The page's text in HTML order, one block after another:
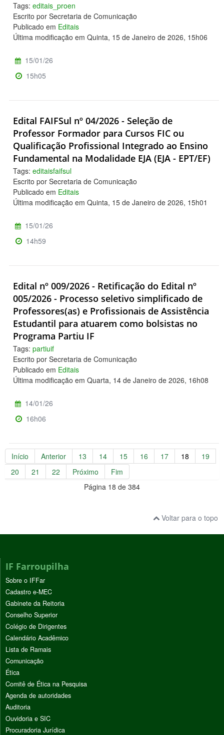
Tags: editais_proen
Escrito por Secretaria de Comunicação
Publicado em Editais
Última modificação em Quinta, 15 de Janeiro de 2026, 15h06
15/01/26
15h05
Edital FAIFSul nº 04/2026 - Seleção de
Professor Formador para Cursos FIC ou
Qualificação Profissional Integrado ao Ensino
Fundamental na Modalidade EJA (EJA - EPT/EF)
Tags: editaisfaifsul
Escrito por Secretaria de Comunicação
Publicado em Editais
Última modificação em Quinta, 15 de Janeiro de 2026, 15h01
15/01/26
14h59
Edital nº 009/2026 - Retificação do Edital nº
005/2026 - Processo seletivo simplificado de
Professores(as) e Profissionais de Assistência
Estudantil para atuarem como bolsistas no
Programa Partiu IF
Tags: partiuif
Escrito por Secretaria de Comunicação
Publicado em Editais
Última modificação em Quarta, 14 de Janeiro de 2026, 16h08
14/01/26
16h06
Início Anterior 13 14 15 16 17 18
19
20
21 22 Próximo
Fim
Página 18 de 384
Voltar para o topo
IF Farroupilha
Sobre o IFFar
Cadastro e-MEC
Gabinete da Reitoria
Conselho Superior
Colégio de Dirigentes
Calendário Acadêmico
Lista de Ramais
Comunicação
Ética
Comitê de Ética na Pesquisa
Agenda de autoridades
Auditoria
Ouvidoria e SIC
Procuradoria Jurídica